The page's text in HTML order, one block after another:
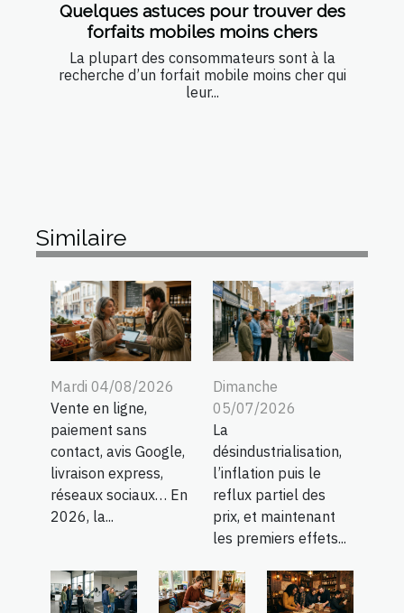
Quelques astuces pour trouver des
forfaits mobiles moins chers
La plupart des consommateurs sont à la
recherche d’un forfait mobile moins cher qui
leur...
Similaire
Mardi 04/08/2026
Vente en ligne,
paiement sans
contact, avis Google,
livraison express,
réseaux sociaux… En
2026, la...
Dimanche
05/07/2026
La
désindustrialisation,
l’inflation puis le
reflux partiel des
prix, et maintenant
les premiers effets...